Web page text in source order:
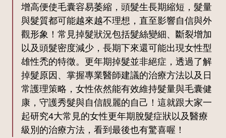
增高便使毛囊容易萎縮，頭髮生長期縮短，髮量
與髮質都可能越來越不理想，直至影響自信與外
觀形象！常見掉髮狀況包括髮絲變細、斷裂增加
以及頭髮密度減少，長期下來還可能出現女性型
雄性禿的特徵。更年期掉髮並非絕症，透過了解
掉髮原因、掌握專業醫師建議的治療方法以及日
常護理策略，女性依然能有效維持髮量與毛囊健
康，守護秀髮與自信靚麗的自己！這就跟大家一
起研究4大常見的女性更年期脫髮症狀以及醫療
級別的治療方法，看到最後也有驚喜喔！